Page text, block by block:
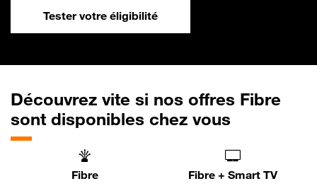
Tester votre éligibilité
Découvrez vite si nos offres Fibre
sont disponibles chez vous
Fibre Fibre + Smart TV